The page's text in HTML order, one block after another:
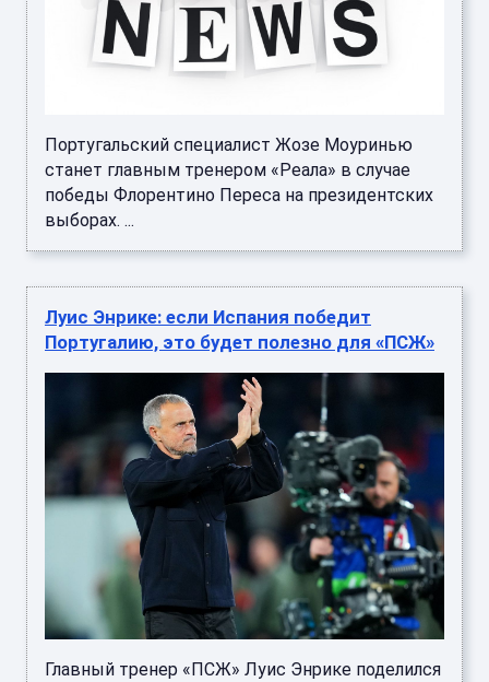
Португальский специалист Жозе Моуринью
станет главным тренером «Реала» в случае
победы Флорентино Переса на президентских
выборах. ...
Луис Энрике: если Испания победит
Португалию, это будет полезно для «ПСЖ»
Главный тренер «ПСЖ» Луис Энрике поделился